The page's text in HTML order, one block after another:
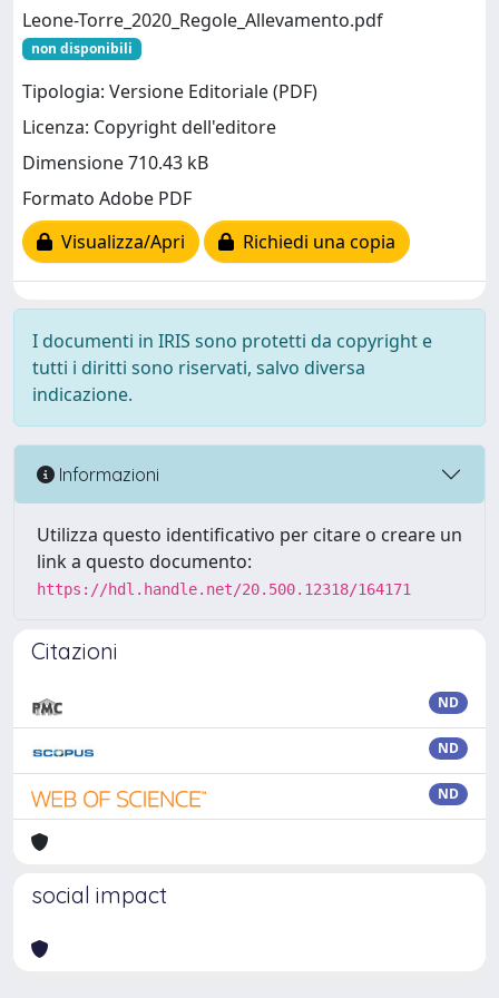
Leone-Torre_2020_Regole_Allevamento.pdf
non disponibili
Tipologia: Versione Editoriale (PDF)
Licenza: Copyright dell'editore
Dimensione 710.43 kB
Formato Adobe PDF
Visualizza/Apri
Richiedi una copia
I documenti in IRIS sono protetti da copyright e
tutti i diritti sono riservati, salvo diversa
indicazione.
Informazioni
Utilizza questo identificativo per citare o creare un
link a questo documento:
https://hdl.handle.net/20.500.12318/164171
Citazioni
ND
ND
ND
social impact